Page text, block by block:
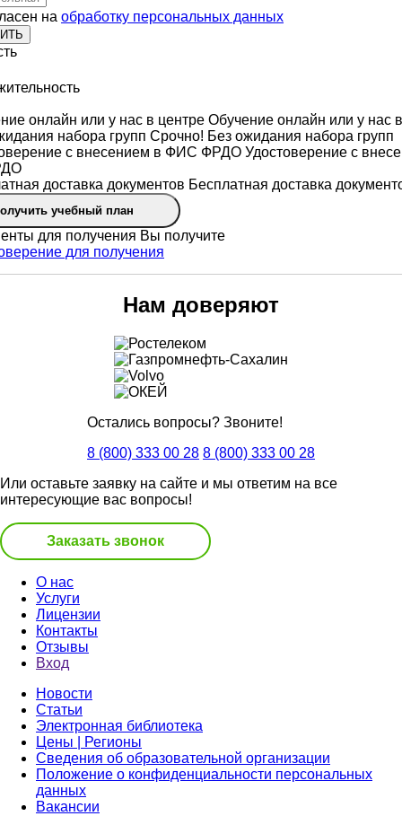
на обработку персональных данных
Обучение онлайн или у нас
Срочно! Без ожидания набора групп
Удостоверение с
Бесплатная доставка
учебный план
Вы получите
Нам доверяют
Остались вопросы? Звоните!
8 (800) 333 00 28 8 (800) 333 00 28
Или оставьте заявку на сайте и мы ответим на все
интересующие вас вопросы!
Заказать звонок
О нас
Услуги
Лицензии
Контакты
Отзывы
Вход
Новости
Статьи
Электронная библиотека
Цены | Регионы
Сведения об образовательной организации
Положение о конфиденциальности персональных
данных
Вакансии